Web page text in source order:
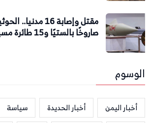
صاروخًا بالستيًا و15 طائرة مسيرة على مأرب
الوسوم
أخبار اليمن أخبار الحديدة سياسة